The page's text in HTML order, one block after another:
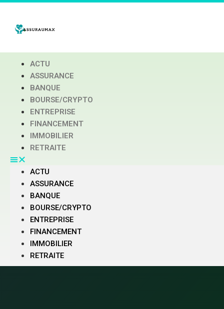
ACTU
ASSURANCE
BANQUE
BOURSE/CRYPTO
ENTREPRISE
FINANCEMENT
IMMOBILIER
RETRAITE
ACTU
ASSURANCE
BANQUE
BOURSE/CRYPTO
ENTREPRISE
FINANCEMENT
IMMOBILIER
RETRAITE